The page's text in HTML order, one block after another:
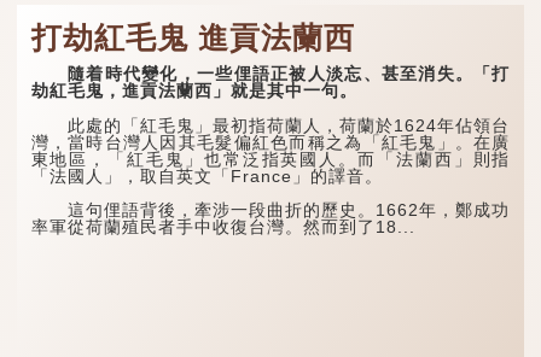
打劫紅毛鬼 進貢法蘭西
隨着時代變化，一些俚語正被人淡忘、甚至消失。「打
劫紅毛鬼，進貢法蘭西」就是其中一句。
此處的「紅毛鬼」最初指荷蘭人，荷蘭於1624年佔領台
灣，當時台灣人因其毛髮偏紅色而稱之為「紅毛鬼」。在廣
東地區，「紅毛鬼」也常泛指英國人。而「法蘭西」則指
「法國人」，取自英文「France」的譯音。
這句俚語背後，牽涉一段曲折的歷史。1662年，鄭成功
率軍從荷蘭殖民者手中收復台灣。然而到了18...